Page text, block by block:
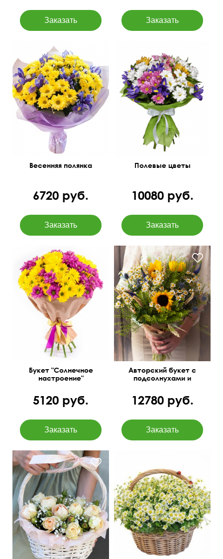
Яркий букет из желтых и
голубых цветков
55 см
40 см
Весенняя полянка
6720 руб.
Полевые цветы
10080 руб.
Букет "Солнечное
настроение"
5120 руб.
С вероникой, эрингиумом,
пшеницей и грин белом
Авторский букет с
подсолнухами и
12780 руб.
Розы, гипсофила, зелень,
оазис, корзина плетёная,
бант
Корзинка маленькая,
танацетум, оазис
см
35 см